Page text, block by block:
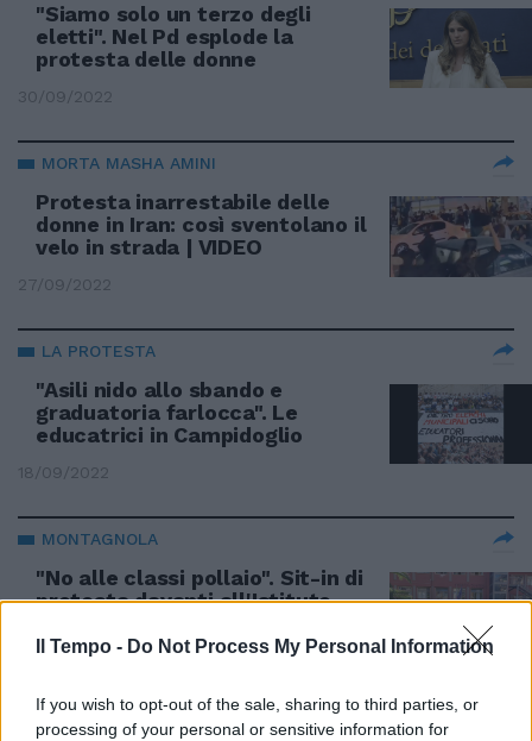
Il Tempo - Do Not Process My Personal Information
If you wish to opt-out of the sale, sharing to third parties, or
processing of your personal or sensitive information for
"Siamo solo un terzo degli
eletti". Nel Pd esplode la
protesta delle donne
30/09/2022
MORTA MASHA AMINI
Protesta inarrestabile delle
donne in Iran: così sventolano il
velo in strada | VIDEO
27/09/2022
LA PROTESTA
"Asili nido allo sbando e
graduatoria farlocca". Le
educatrici in Campidoglio
18/09/2022
MONTAGNOLA
"No alle classi pollaio". Sit-in di
protesta davanti all'Istituto
02/09/2022
CENTRO NEL CAOS